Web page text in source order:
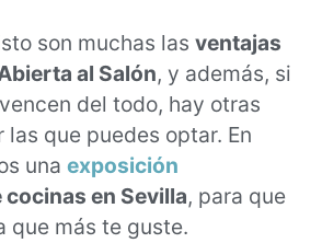
son muchas las ventajas
al Salón, y además, si
del todo, hay otras
que puedes optar. En
una exposición
cocinas en Sevilla, para que
que más te guste.